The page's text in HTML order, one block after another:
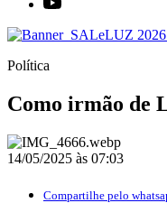
Política
Como irmão de
14/05/2025 às 07:03
Compartilhe pelo